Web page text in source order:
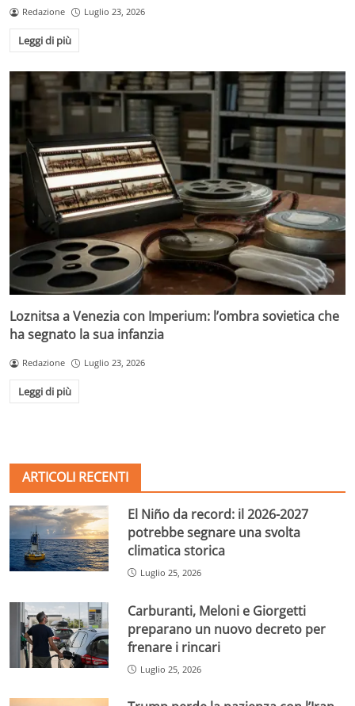
Redazione Luglio 23, 2026
Leggi di più
Loznitsa a Venezia con Imperium: l’ombra sovietica che
ha segnato la sua infanzia
Redazione Luglio 23, 2026
Leggi di più
ARTICOLI RECENTI
El Niño da record: il 2026-2027
potrebbe segnare una svolta
climatica storica
Luglio 25, 2026
Carburanti, Meloni e Giorgetti
preparano un nuovo decreto per
frenare i rincari
Luglio 25, 2026